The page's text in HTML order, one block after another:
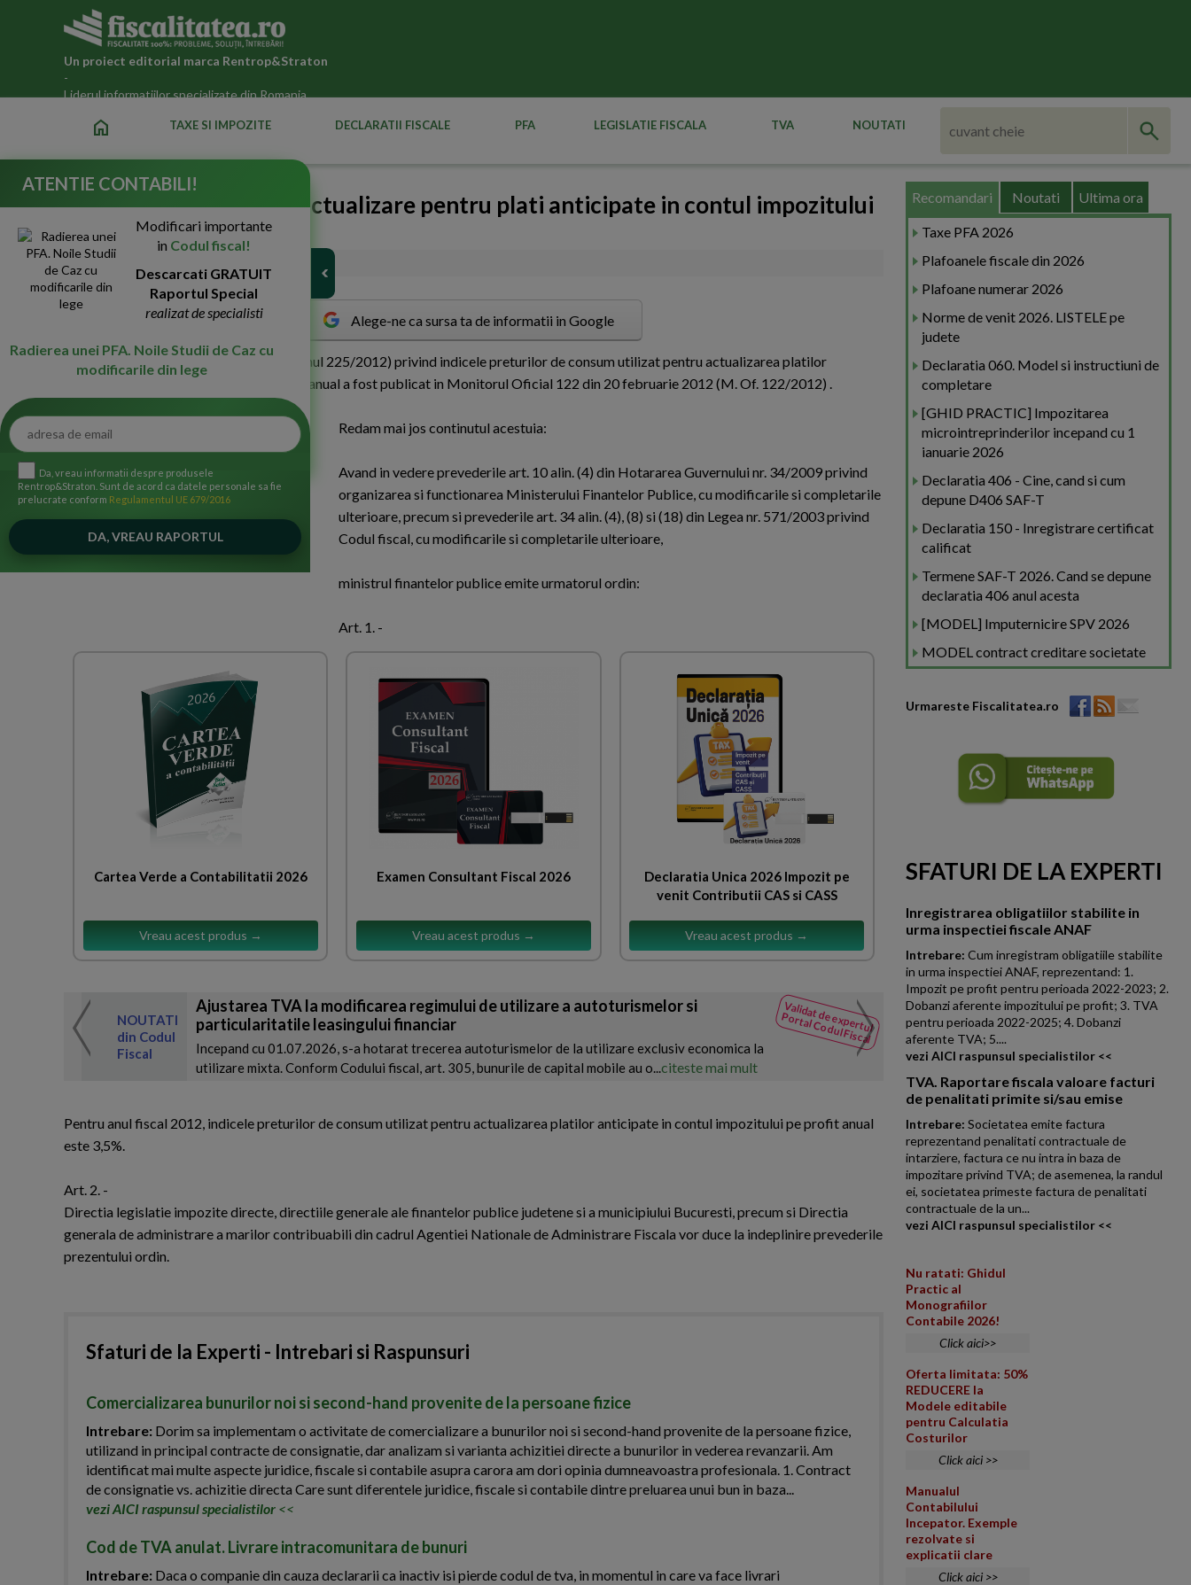
Un proiect editorial marca Rentrop&Straton
-
Liderul informatiilor specializate din Romania
home TAXE SI IMPOZITE DECLARATII FISCALE PFA LEGISLATIE FISCALA TVA NOUTATI
Important: Indicele de actualizare pentru plati anticipate in contul impozitului
pe profit
21-Feb-2012 4013
Alege-ne ca sursa ta de informatii in Google
Ordinul 225 din 14 februarie 2012 (Ordinul 225/2012) privind indicele preturilor de consum utilizat pentru actualizarea platilor
anticipate in contul impozitului pe profit anual a fost publicat in Monitorul Oficial 122 din 20 februarie 2012 (M. Of. 122/2012) .
Redam mai jos continutul acestuia:
Avand in vedere prevederile art. 10 alin. (4) din Hotararea Guvernului nr. 34/2009 privind
organizarea si functionarea Ministerului Finantelor Publice, cu modificarile si completarile
ulterioare, precum si prevederile art. 34 alin. (4), (8) si (18) din Legea nr. 571/2003 privind
Codul fiscal, cu modificarile si completarile ulterioare,
ministrul finantelor publice emite urmatorul ordin:
Art. 1. -
Cartea Verde a Contabilitatii 2026
Vreau acest produs →
Examen Consultant Fiscal 2026
Vreau acest produs →
Declaratia Unica 2026 Impozit pe
venit Contributii CAS si CASS
Vreau acest produs →
NOUTATI
din Codul
Fiscal
Validat de expertul
Portal Codul Fiscal
Ajustarea TVA la modificarea regimului de utilizare a autoturismelor si
particularitatile leasingului financiar
Incepand cu 01.07.2026, s-a hotarat trecerea autoturismelor de la utilizare exclusiv economica la
utilizare mixta. Conform Codului fiscal, art. 305, bunurile de capital mobile au o... citeste mai mult
NOUTATI
din Codul
Fiscal
Inchidere cont 471
In cursul anului valoarea
Pentru anul fiscal 2012, indicele preturilor de consum utilizat pentru actualizarea platilor anticipate in contul impozitului pe profit anual
este 3,5%.
Art. 2. -
Directia legislatie impozite directe, directiile generale ale finantelor publice judetene si a municipiului Bucuresti, precum si Directia
generala de administrare a marilor contribuabili din cadrul Agentiei Nationale de Administrare Fiscala vor duce la indeplinire prevederile
prezentului ordin.
Sfaturi de la Experti - Intrebari si Raspunsuri
Comercializarea bunurilor noi si second-hand provenite de la persoane fizice
Intrebare: Dorim sa implementam o activitate de comercializare a bunurilor noi si second-hand provenite de la persoane fizice,
utilizand in principal contracte de consignatie, dar analizam si varianta achizitiei directe a bunurilor in vederea revanzarii. Am
identificat mai multe aspecte juridice, fiscale si contabile asupra carora am dori opinia dumneavoastra profesionala. 1. Contract
de consignatie vs. achizitie directa Care sunt diferentele juridice, fiscale si contabile dintre preluarea unui bun in baza...
vezi AICI raspunsul specialistilor <<
Cod de TVA anulat. Livrare intracomunitara de bunuri
Intrebare: Daca o companie din cauza declararii ca inactiv isi pierde codul de tva, in momentul in care va face livrari
Recomandari Noutati Ultima ora
Taxe PFA 2026
Plafoanele fiscale din 2026
Plafoane numerar 2026
Norme de venit 2026. LISTELE pe
judete
Declaratia 060. Model si instructiuni de
completare
[GHID PRACTIC] Impozitarea
microintreprinderilor incepand cu 1
ianuarie 2026
Declaratia 406 - Cine, cand si cum
depune D406 SAF-T
Declaratia 150 - Inregistrare certificat
calificat
Termene SAF-T 2026. Cand se depune
declaratia 406 anul acesta
[MODEL] Imputernicire SPV 2026
MODEL contract creditare societate
Urmareste Fiscalitatea.ro
SFATURI DE LA EXPERTI
Inregistrarea obligatiilor stabilite in
urma inspectiei fiscale ANAF
Intrebare: Cum inregistram obligatiile stabilite
in urma inspectiei ANAF, reprezentand: 1.
Impozit pe profit pentru perioada 2022-2023; 2.
Dobanzi aferente impozitului pe profit; 3. TVA
pentru perioada 2022-2025; 4. Dobanzi
aferente TVA; 5....
vezi AICI raspunsul specialistilor <<
TVA. Raportare fiscala valoare facturi
de penalitati primite si/sau emise
Intrebare: Societatea emite factura
reprezentand penalitati contractuale de
intarziere, factura ce nu intra in baza de
impozitare privind TVA; de asemenea, la randul
ei, societatea primeste factura de penalitati
contractuale de la un...
vezi AICI raspunsul specialistilor <<
Nu ratati: Ghidul
Practic al
Monografiilor
Contabile 2026!
Click aici>>
Oferta limitata: 50%
REDUCERE la
Modele editabile
pentru Calculatia
Costurilor
Click aici >>
Manualul
Contabilului
Incepator. Exemple
rezolvate si
explicatii clare
Click aici >>
ATENTIE CONTABILI!
Modificari importante
in Codul fiscal!
Descarcati GRATUIT
Raportul Special
realizat de specialisti
Radierea unei PFA. Noile Studii de Caz cu
modificarile din lege
Da, vreau informatii despre produsele
Rentrop&Straton. Sunt de acord ca datele personale sa fie
prelucrate conform Regulamentul UE 679/2016